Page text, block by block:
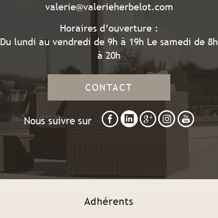
valerie@valerieherbelot.com
Horaires d’ouverture :
Du lundi au vendredi de 9h à 19h Le samedi de 8h
à 20h
CONTACT
Nous suivre sur
Adhérents